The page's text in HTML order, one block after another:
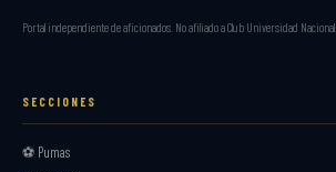
Portal independiente de aficionados. No afiliado a Club Universidad Nacional.
SECCIONES
⚽ Pumas